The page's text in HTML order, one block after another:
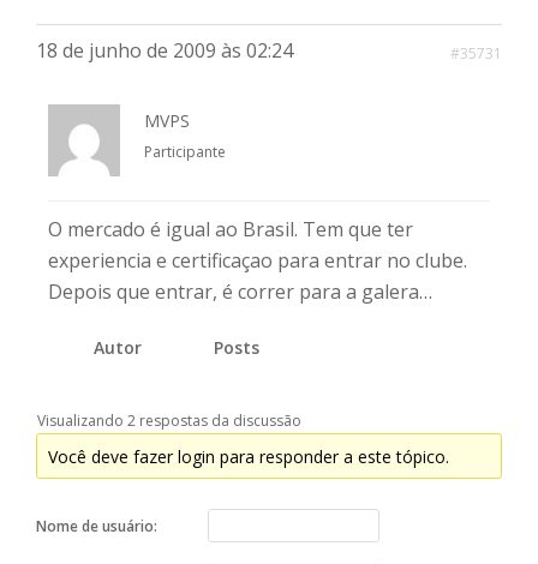
18 de junho de 2009 às 02:24 #35731
MVPS
Participante
O mercado é igual ao Brasil. Tem que ter
experiencia e certificaçao para entrar no clube.
Depois que entrar, é correr para a galera…
Autor Posts
Visualizando 2 respostas da discussão
Você deve fazer login para responder a este tópico.
Nome de usuário: